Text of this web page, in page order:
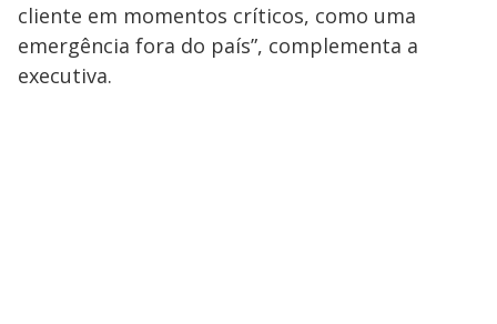
cliente em momentos críticos, como uma
emergência fora do país”, complementa a
executiva.